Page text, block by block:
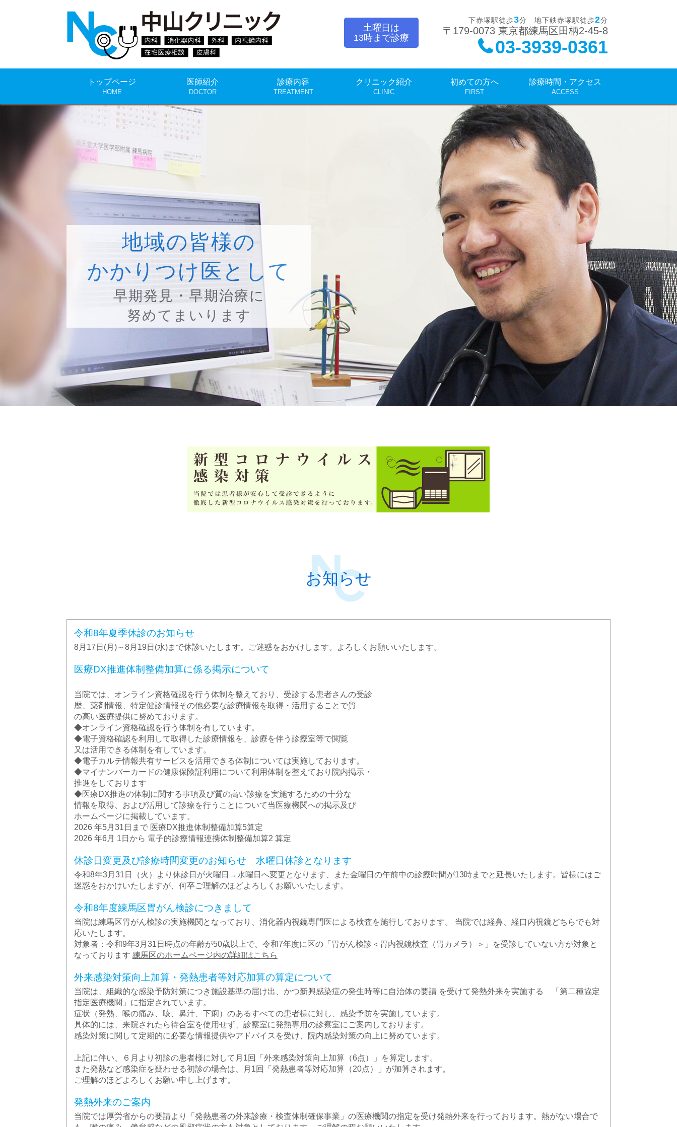
土曜日は
13時まで診療
下赤塚駅徒歩3分 地下鉄赤塚駅徒歩2分
〒179-0073 東京都練馬区田柄2-45-8
03-3939-0361
トップページ
HOME
医師紹介
DOCTOR
診療内容
TREATMENT
クリニック紹介
CLINIC
初めての方へ
FIRST
診療時間・アクセス
ACCESS
地域の皆様の
かかりつけ医として
早期発見・早期治療に
努めてまいります
お知らせ
令和8年夏季休診のお知らせ
8月17日(月)～8月19日(水)まで休診いたします。ご迷惑をおかけします。よろしくお願いいたします。
医療DX推進体制整備加算に係る掲示について
当院では、オンライン資格確認を行う体制を整えており、受診する患者さんの受診
歴、薬剤情報、特定健診情報その他必要な診療情報を取得・活用することで質
の高い医療提供に努めております。
◆オンライン資格確認を行う体制を有しています。
◆電子資格確認を利用して取得した診療情報を、診療を伴う診療室等で閲覧
又は活用できる体制を有しています。
◆電子カルテ情報共有サービスを活用できる体制については実施しております。
◆マイナンバーカードの健康保険証利用について利用体制を整えており院内掲示・
推進をしております
◆医療DX推進の体制に関する事項及び質の高い診療を実施するための十分な
情報を取得、および活用して診療を行うことについて当医療機関への掲示及び
ホームページに掲載しています。
2026 年5月31日まで 医療DX推進体制整備加算5算定
2026 年6月 1日から 電子的診療情報連携体制整備加算2 算定
休診日変更及び診療時間変更のお知らせ 水曜日休診となります
令和8年3月31日（火）より休診日が火曜日→水曜日へ変更となります、また金曜日の午前中の診療時間が13時までと延長いたします。皆様にはご
迷惑をおかけいたしますが、何卒ご理解のほどよろしくお願いいたします。
令和8年度練馬区胃がん検診につきまして
当院は練馬区胃がん検診の実施機関となっており、消化器内視鏡専門医による検査を施行しております。 当院では経鼻、経口内視鏡どちらでも対
応いたします。
対象者：令和9年3月31日時点の年齢が50歳以上で、令和7年度に区の「胃がん検診＜胃内視鏡検査（胃カメラ）＞」を受診していない方が対象と
なっております 練馬区のホームページ内の詳細はこちら
外来感染対策向上加算・発熱患者等対応加算の算定について
当院は、組織的な感染予防対策につき施設基準の届け出、かつ新興感染症の発生時等に自治体の要請 を受けて発熱外来を実施する 「第二種協定
指定医療機関」に指定されています。
症状（発熱、喉の痛み、咳、鼻汁、下痢）のあるすべての患者様に対し、感染予防を実施しています。
具体的には、来院されたら待合室を使用せず、診察室に発熱専用の診察室にご案内しております。
感染対策に関して定期的に必要な情報提供やアドバイスを受け、院内感染対策の向上に努めています。
上記に伴い、６月より初診の患者様に対して月1回「外来感染対策向上加算（6点）」を算定します。
また発熱など感染症を疑わせる初診の場合は、月1回「発熱患者等対応加算（20点）」が加算されます。
ご理解のほどよろしくお願い申し上げます。
発熱外来のご案内
当院では厚労省からの要請より「発熱患者の外来診療・検査体制確保事業」の医療機関の指定を受け発熱外来を行っております。熱がない場合で